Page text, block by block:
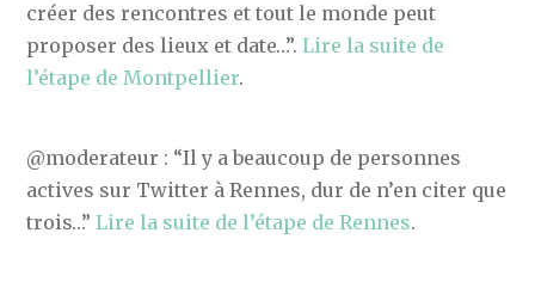
créer des rencontres et tout le monde peut
proposer des lieux et date…”.Lire la suite de
l’étape de Montpellier.
@moderateur : “Il y a beaucoup de personnes
actives sur Twitter à Rennes, dur de n’en citer que
trois…”Lire la suite de l’étape de Rennes.